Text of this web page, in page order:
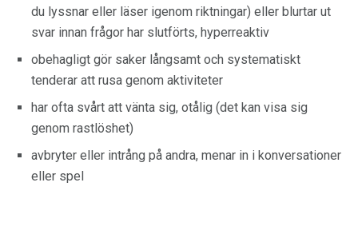
du lyssnar eller läser igenom riktningar) eller blurtar ut
svar innan frågor har slutförts, hyperreaktiv
obehagligt gör saker långsamt och systematiskt
tenderar att rusa genom aktiviteter
har ofta svårt att vänta sig, otålig (det kan visa sig
genom rastlöshet)
avbryter eller intrång på andra, menar in i konversationer
eller spel